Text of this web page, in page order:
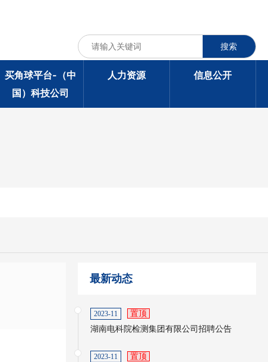
搜索
买角球平台-（中
国）科技公司
人力资源 信息公开
最新动态
2023-11
置顶
湖南电科院检测集团有限公司招聘公告
2023-11
置顶